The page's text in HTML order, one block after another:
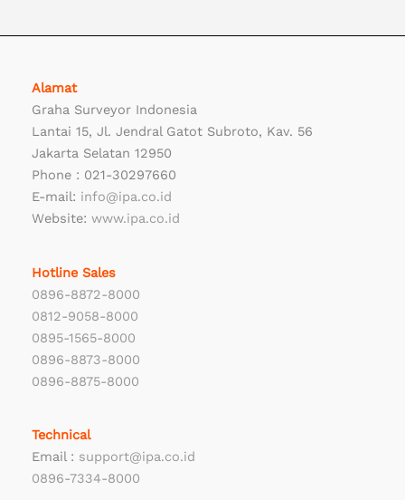
Alamat
Graha Surveyor Indonesia
Lantai 15, Jl. Jendral Gatot Subroto, Kav. 56
Jakarta Selatan 12950
Phone : 021-30297660
E-mail: info@ipa.co.id
Website: www.ipa.co.id
Hotline Sales
0896-8872-8000
0812-9058-8000
0895-1565-8000
0896-8873-8000
0896-8875-8000
Technical
Email : support@ipa.co.id
0896-7334-8000